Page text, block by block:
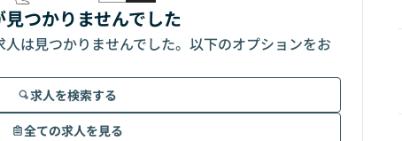
見つかりませんでした
は見つかりませんでした。以下のオプションをお
求人を検索する
全ての求人を見る